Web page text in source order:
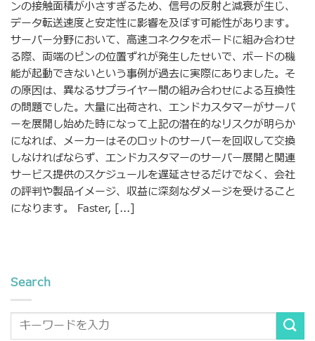
ンの接触面積が小さすぎるため、信号の反射と減衰が生じ、
データ転送速度と安定性に影響を及ぼす可能性があります。
サーバー分野において、高速コネクタをボードに組み合わせ
る際、両端のピンの位置ずれが発生したせいで、ボードの機
能が起動できないという事例が過去に実際にありました。そ
の原因は、異なるサプライヤー間の組み合わせによる互換性
の問題でした。大量に出荷され、エンドカスタマーがサーバ
ーを展開し始めた時になって上記の潜在的なリスクが明らか
になれば、メーカーはそのロットのサーバーを回収して交換
しなければならず、エンドカスタマーのサーバー展開と関連
サービス提供のスケジュールを遅延させるだけでなく、会社
の評判や製品イメージ、収益に深刻なダメージを受けること
になります。 Faster, [...]
Search